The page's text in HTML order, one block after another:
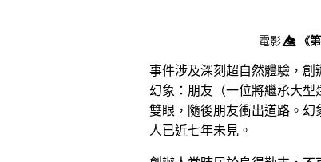
電影👁️⃤《第
事件涉及深刻超自然體驗，
幻象：朋友（一位將繼承大
雙眼，隨後朋友衝出道路。
人已近七年未見。